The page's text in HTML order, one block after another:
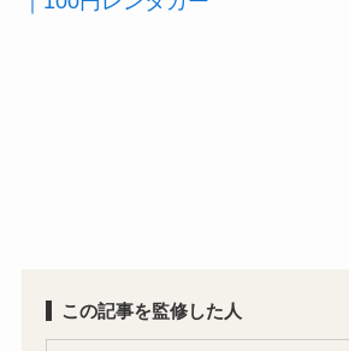
この記事を監修した人